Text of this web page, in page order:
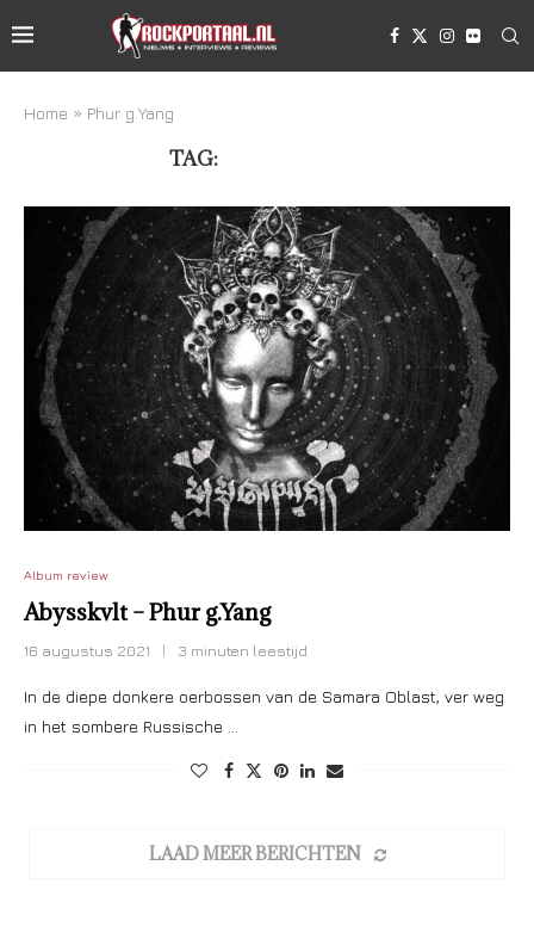
Home » Phur g​.​Yang
TAG:
Album review
Abysskvlt – Phur g​.​Yang
16 augustus 2021 3 minuten leestijd
In de diepe donkere oerbossen van de Samara Oblast, ver weg
in het sombere Russische …
LAAD MEER BERICHTEN